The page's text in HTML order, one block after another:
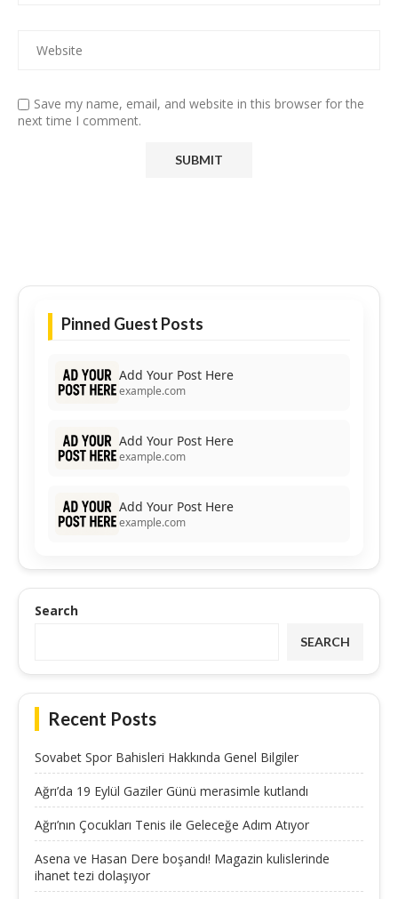
Save my name, email, and website in this browser for the
next time I comment.
Pinned Guest Posts
Add Your Post Here
example.com
Add Your Post Here
example.com
Add Your Post Here
example.com
Search
SEARCH
Recent Posts
Sovabet Spor Bahisleri Hakkında Genel Bilgiler
Ağrı’da 19 Eylül Gaziler Günü merasimle kutlandı
Ağrı’nın Çocukları Tenis ile Geleceğe Adım Atıyor
Asena ve Hasan Dere boşandı! Magazin kulislerinde
ihanet tezi dolaşıyor